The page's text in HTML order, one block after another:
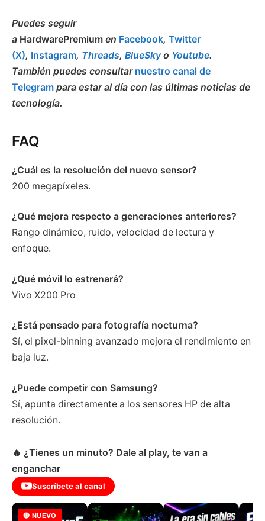
Puedes seguir
a HardwarePremium en Facebook, Twitter
(X), Instagram, Threads, BlueSkyo Youtube.
También puedes consultar nuestro canal de
Telegram para estar al día con las últimas noticias de
tecnología.
FAQ
¿Cuál es la resolución del nuevo sensor?
200 megapíxeles.
¿Qué mejora respecto a generaciones anteriores?
Rango dinámico, ruido, velocidad de lectura y
enfoque.
¿Qué móvil lo estrenará?
Vivo X200 Pro
¿Está pensado para fotografía nocturna?
Sí, el pixel-binning avanzado mejora el rendimiento en
baja luz.
¿Puede competir con Samsung?
Sí, apunta directamente a los sensores HP de alta
resolución.
🔥 ¿Tienes un minuto? Dale al play, te van a
enganchar
Suscríbete al canal
🔴 NUEVO